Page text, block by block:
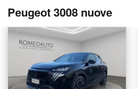
Peugeot 3008 nuove